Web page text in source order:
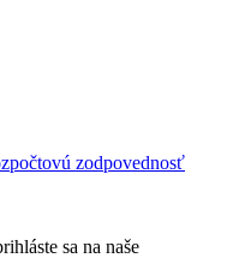
zodpovednosť
sa na naše